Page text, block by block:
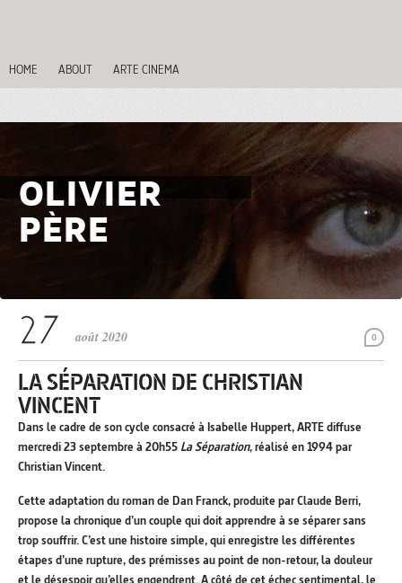
HOME ABOUT ARTE CINEMA
OLIVIER
PÈRE
0
août 2020
LA SÉPARATION DE CHRISTIAN
VINCENT
Dans le cadre de son cycle consacré à Isabelle Huppert, ARTE diffuse
mercredi 23 septembre à 20h55 La Séparation, réalisé en 1994 par
Christian Vincent.
Cette adaptation du roman de Dan Franck, produite par Claude Berri,
propose la chronique d’un couple qui doit apprendre à se séparer sans
trop souffrir. C’est une histoire simple, qui enregistre les différentes
étapes d’une rupture, des prémisses au point de non-retour, la douleur
et le désespoir qu’elles engendrent. A côté de cet échec sentimental, le